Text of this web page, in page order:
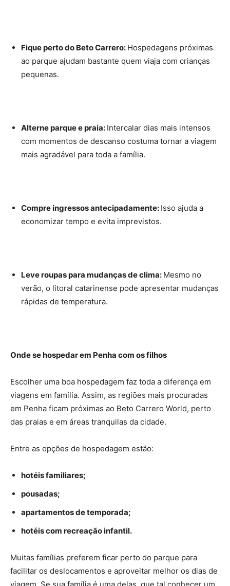
Fique perto do Beto Carrero: Hospedagens próximas
ao parque ajudam bastante quem viaja com crianças
pequenas.
Alterne parque e praia: Intercalar dias mais intensos
com momentos de descanso costuma tornar a viagem
mais agradável para toda a família.
Compre ingressos antecipadamente: Isso ajuda a
economizar tempo e evita imprevistos.
Leve roupas para mudanças de clima: Mesmo no
verão, o litoral catarinense pode apresentar mudanças
rápidas de temperatura.
Onde se hospedar em Penha com os filhos
Escolher uma boa hospedagem faz toda a diferença em
viagens em família. Assim, as regiões mais procuradas
em Penha ficam próximas ao Beto Carrero World, perto
das praias e em áreas tranquilas da cidade.
Entre as opções de hospedagem estão:
hotéis familiares;
pousadas;
apartamentos de temporada;
hotéis com recreação infantil.
Muitas famílias preferem ficar perto do parque para
facilitar os deslocamentos e aproveitar melhor os dias de